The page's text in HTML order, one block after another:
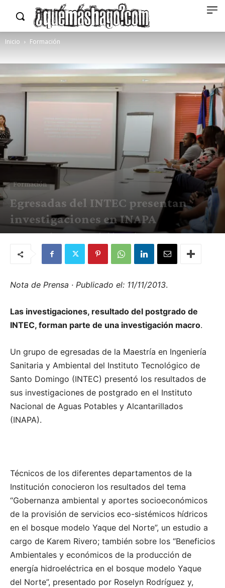
Inicio Formación
Formación
Egresadas del INTEC presentan
investigaciones en INAPA
Por Quemashago.com- 21 de febrero de 2014
Nota de Prensa · Publicado el: 11/11/2013.
Las investigaciones, resultado del postgrado de
INTEC, forman parte de una investigación macro.
Un grupo de egresadas de la Maestría en Ingeniería
Sanitaria y Ambiental del Instituto Tecnológico de
Santo Domingo (INTEC) presentó los resultados de
sus investigaciones de postgrado en el Instituto
Nacional de Aguas Potables y Alcantarillados
(INAPA).
Técnicos de los diferentes departamentos de la
Institución conocieron los resultados del tema
“Gobernanza ambiental y aportes socioeconómicos
de la provisión de servicios eco-sistémicos hídricos
en el bosque modelo Yaque del Norte”, un estudio a
cargo de Karem Rivero; también sobre los “Beneficios
Ambientales y económicos de la producción de
energía hidroeléctrica en el bosque modelo Yaque
del Norte”, presentado por Roselyn Rodríguez y,